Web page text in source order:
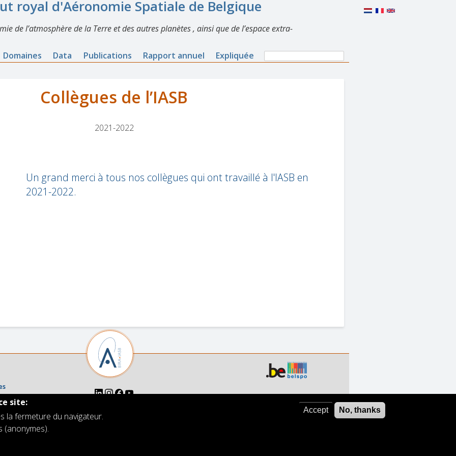
royal d'Aéronomie Spatiale de Belgique
de l’atmosphère de la Terre et des autres planètes , ainsi que de l’espace extra-
Domaines Data Publications Rapport annuel Expliquée
Search
Search
Collègues de l’IASB
2021-2022
Un grand merci à tous nos collègues qui ont travaillé à l'IASB en
2021-2022.
Institut royal d'Aéronomie Spatiale de Belgique
site:
la fermeture du navigateur.
(anonymes).
Accept No, thanks